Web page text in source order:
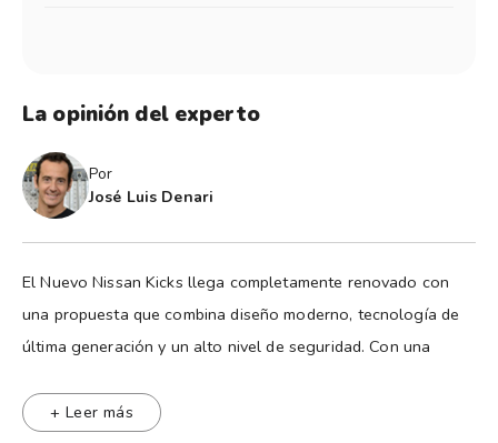
La opinión del experto
Por
José Luis Denari
El Nuevo Nissan Kicks llega completamente renovado con
una propuesta que combina diseño moderno, tecnología de
última generación y un alto nivel de seguridad. Con una
marcadas, faros Full LED y llantas de gran tamaño que
+ Leer más